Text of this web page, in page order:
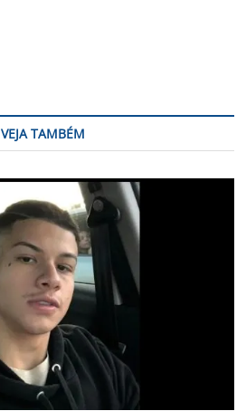
VEJA TAMBÉM